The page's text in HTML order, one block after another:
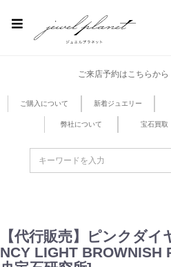
ご来店予約はこちらから
ご購入について 新着ジュエリー
弊社について 宝石買取
【代行販売】ピンクダ
NCY LIGHT BROWNISH